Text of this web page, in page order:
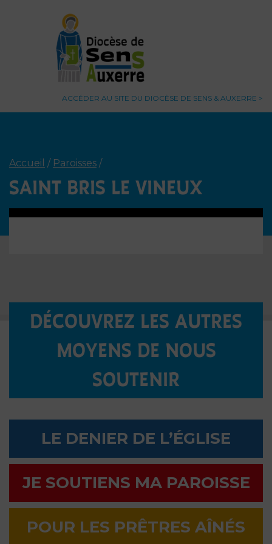
ACCÉDER AU SITE DU DIOCÈSE DE SENS & AUXERRE
Accueil / Paroisses /
SAINT BRIS LE VINEUX
DÉCOUVREZ LES AUTRES
MOYENS DE NOUS
SOUTENIR
LE DENIER DE L’ÉGLISE
JE SOUTIENS MA PAROISSE
POUR LES PRÊTRES AÎNÉS